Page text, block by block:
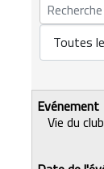
Vie du club